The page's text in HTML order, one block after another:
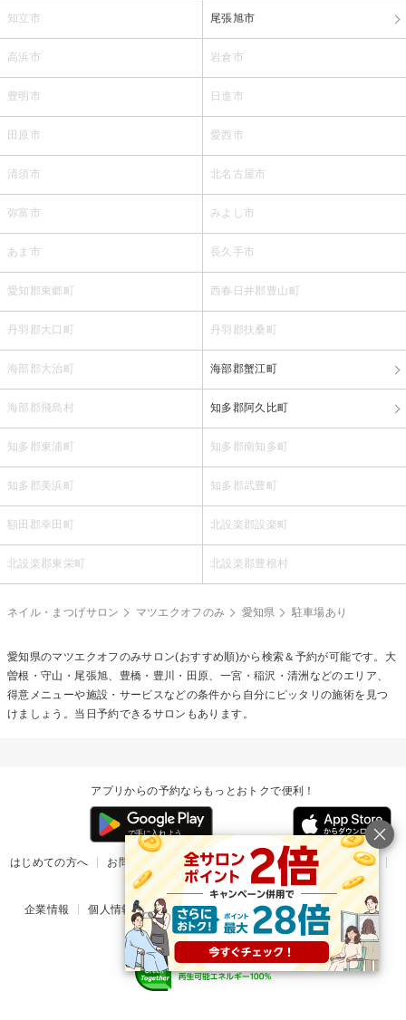
知立市 尾張旭市
高浜市 岩倉市
豊明市 日進市
田原市 愛西市
清須市 北名古屋市
弥富市 みよし市
あま市 長久手市
愛知郡東郷町 西春日井郡豊山町
丹羽郡大口町 丹羽郡扶桑町
海部郡大治町 海部郡蟹江町
海部郡飛島村 知多郡阿久比町
知多郡東浦町 知多郡南知多町
知多郡美浜町 知多郡武豊町
額田郡幸田町 北設楽郡設楽町
北設楽郡東栄町 北設楽郡豊根村
ネイル・まつげサロン マツエクオフのみ 愛知県 駐車場あり
愛知県のマツエクオフのみサロン(おすすめ順)から検索＆予約が可能です。大
曽根・守山・尾張旭、豊橋・豊川・田原、一宮・稲沢・清洲などのエリア、
得意メニューや施設・サービスなどの条件から自分にピッタリの施術を見つ
けましょう。当日予約できるサロンもあります。
アプリからの予約ならもっとおトクで便利！
はじめての方へ お問い合わせ ヘルプ リリース情報
利用規約
掲載ご希望のサロン様
企業情報 個人情報保護方針 楽天のサービス一覧 アプリ一覧
© Rakuten Group, Inc.